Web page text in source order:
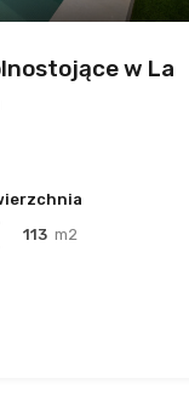
w La
113 m2